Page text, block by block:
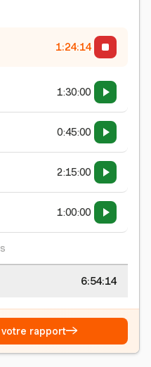
1:24:15
1:30:00
0:45:00
2:15:00
1:00:00
6:54:15
votre rapport→